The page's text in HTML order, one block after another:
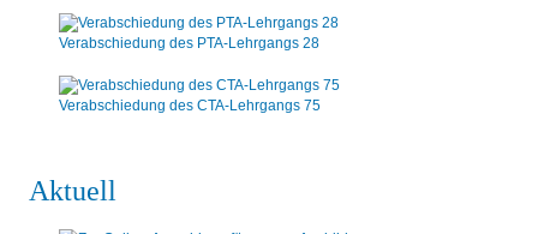
Verabschiedung des PTA-Lehrgangs 28
Verabschiedung des CTA-Lehrgangs 75
Aktuell